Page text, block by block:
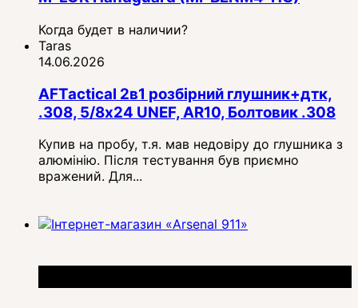
Когда будет в наличии?
Taras
14.06.2026
AFTactical 2в1 розбірний глушник+дтк,
.308, 5/8x24 UNEF, AR10, Болтовик .308
Купив на пробу, т.я. мав недовіру до глушника з
алюмінію. Після тестування був приємно
вражений. Для...